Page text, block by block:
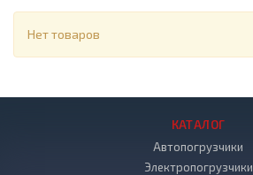
Нет товаров
КАТАЛОГ
Автопогрузчики
Электропогрузчики